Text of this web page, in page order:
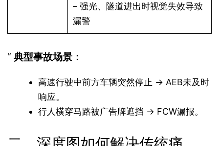
– 强光、隧道进出时视觉失效导致
漏警
典型事故场景：
高速行驶中前方车辆突然停止 → AEB未及时
响应。
行人横穿马路被广告牌遮挡 → FCW漏报。